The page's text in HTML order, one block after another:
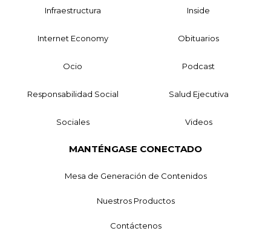
Infraestructura Inside
Internet Economy Obituarios
Ocio Podcast
Responsabilidad Social Salud Ejecutiva
Sociales Videos
MANTÉNGASE CONECTADO
Mesa de Generación de Contenidos
Nuestros Productos
Contáctenos